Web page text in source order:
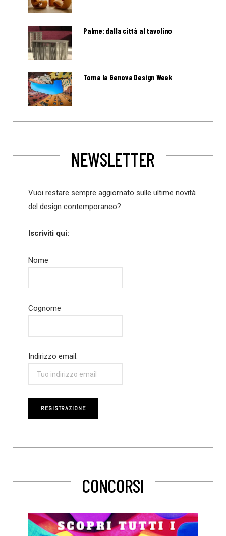
Palme: dalla città al tavolino
Torna la Genova Design Week
NEWSLETTER
Vuoi restare sempre aggiornato sulle ultime novità
del design contemporaneo?
Iscriviti qui:
Nome
Cognome
Indirizzo email:
CONCORSI